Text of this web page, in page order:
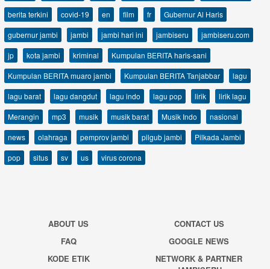
berita terkini
covid-19 en film fr
Gubernur Al Haris
gubernur jambi
jambi jambi hari ini jambiseru
jambiseru.com
jp
kota jambi kriminal
Kumpulan BERITA haris-sani
Kumpulan BERITA muaro jambi
Kumpulan BERITA Tanjabbar
lagu
lagu barat
lagu dangdut lagu indo lagu pop lirik
lirik lagu
Merangin
mp3 musik musik barat Musik Indo
nasional
news
olahraga pemprov jambi pilgub jambi
Pilkada Jambi
pop
situs sv us virus corona
ABOUT US
CONTACT US
FAQ
GOOGLE NEWS
KODE ETIK
NETWORK & PARTNER